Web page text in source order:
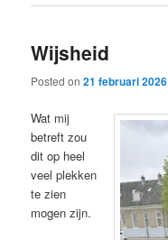
Wijsheid
Posted on21 februari 2026
Wat mij
betreft zou
dit op heel
veel plekken
te zien
mogen zijn.